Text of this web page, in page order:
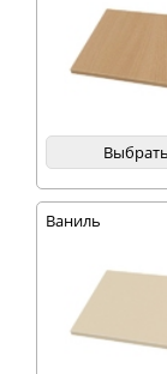
Выбрать
Ваниль